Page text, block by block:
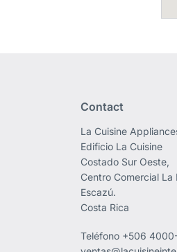
Contact
La Cuisine
Edificio La Cuisine
Costado Sur Oeste,
Centro Comercial La
Escazú.
Costa Rica
Teléfono +506